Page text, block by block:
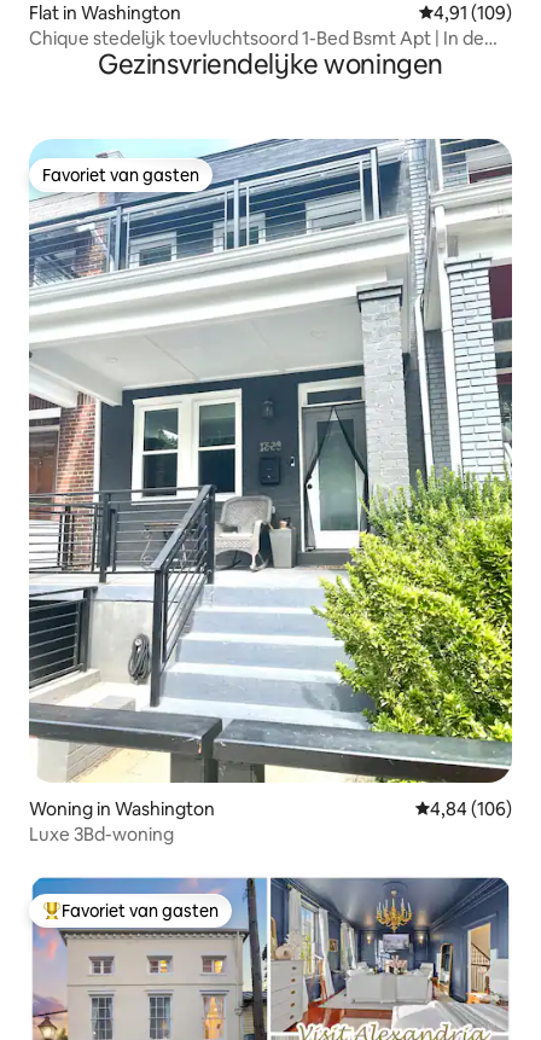
Flat in Washington Gemiddelde
4,91 (109)
Chique stedelijk toevluchtsoord 1-Bed Bsmt Apt | In de
buurt van Nat. Mall
Gezinsvriendelijke woningen
Favoriet van gasten
Favoriet van gasten
Woning in Washington Gemiddelde
4,84 (106)
Luxe 3Bd-woning
Topfavoriet van gasten
Favoriet van gasten